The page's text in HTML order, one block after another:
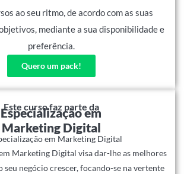
ao seu ritmo, de acordo com as suas
mediante a sua disponibilidade e
preferência.
Quero um pack!
Este curso faz parte da
Especialização em
Marketing Digital
Marketing Digital visa dar-lhe as melhores
seu negócio crescer, focando-se na vertente